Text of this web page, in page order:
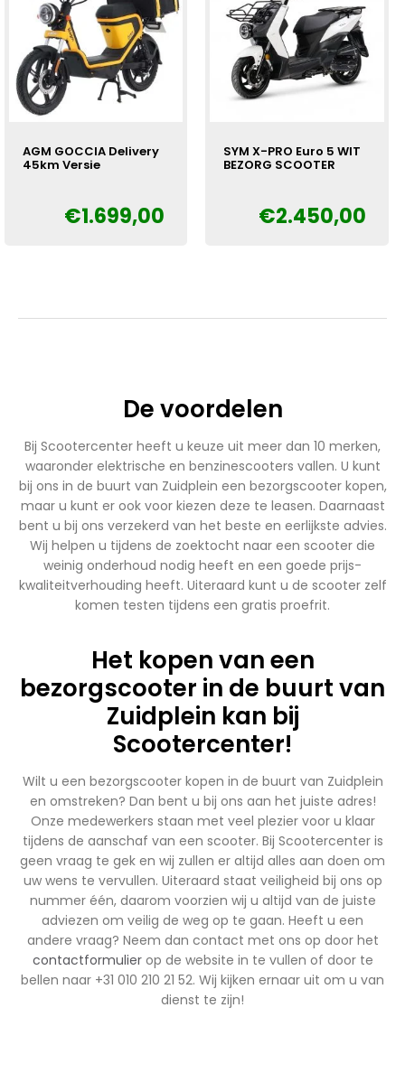
AGM GOCCIA Delivery
45km Versie
Oorspronkelijke
€1.699,00
Huidige
SYM X-PRO Euro 5 WIT
BEZORG SCOOTER
Oorspronkelijke
€2.450,00
Huidige
De voordelen
Bij Scootercenter heeft u keuze uit meer dan 10 merken,
waaronder elektrische en benzinescooters vallen. U kunt
bij ons in de buurt van Zuidplein een bezorgscooter kopen,
maar u kunt er ook voor kiezen deze te leasen. Daarnaast
bent u bij ons verzekerd van het beste en eerlijkste advies.
Wij helpen u tijdens de zoektocht naar een scooter die
weinig onderhoud nodig heeft en een goede prijs-
kwaliteitverhouding heeft. Uiteraard kunt u de scooter zelf
komen testen tijdens een gratis proefrit.
Het kopen van een
bezorgscooter in de buurt van
Zuidplein kan bij
Scootercenter!
Wilt u een bezorgscooter kopen in de buurt van Zuidplein
en omstreken? Dan bent u bij ons aan het juiste adres!
Onze medewerkers staan met veel plezier voor u klaar
tijdens de aanschaf van een scooter. Bij Scootercenter is
geen vraag te gek en wij zullen er altijd alles aan doen om
uw wens te vervullen. Uiteraard staat veiligheid bij ons op
nummer één, daarom voorzien wij u altijd van de juiste
adviezen om veilig de weg op te gaan. Heeft u een
andere vraag? Neem dan contact met ons op door het
contactformulierop de website in te vullen of door te
bellen naar +31 010 210 21 52. Wij kijken ernaar uit om u van
dienst te zijn!